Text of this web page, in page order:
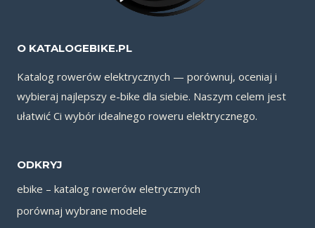
O KATALOGEBIKE.PL
Katalog rowerów elektrycznych — porównuj, oceniaj i
wybieraj najlepszy e-bike dla siebie. Naszym celem jest
ułatwić Ci wybór idealnego roweru elektrycznego.
ODKRYJ
ebike – katalog rowerów eletrycznych
porównaj wybrane modele